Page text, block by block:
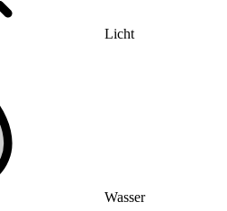
Licht
Wasser